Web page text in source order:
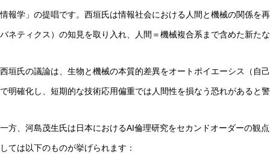
情報学」の提唱です。西垣氏は情報社会における人間と機械の関係を
バネティクス）の知見を取り入れ、人間＝機械複合系まで含めた新た
西垣氏の議論は、生物と機械の本質的差異をオートポイエーシス（自
で明確化し、短期的な技術応用偏重では人間性を損なう恐れがあると
一方、河島茂生氏は日本におけるAI倫理研究をセカンドオーダーの観
しては以下のものが挙げられます：